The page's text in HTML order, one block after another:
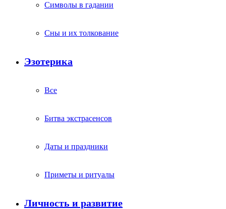
Символы в гадании
Сны и их толкование
Эзотерика
Все
Битва экстрасенсов
Даты и праздники
Приметы и ритуалы
Личность и развитие